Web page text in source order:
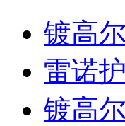
镀高
雷诺
镀高